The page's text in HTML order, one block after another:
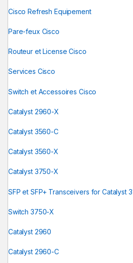
Cisco Refresh Equipement
Pare-feux Cisco
Routeur et License Cisco
Services Cisco
Switch et Accessoires Cisco
Catalyst 2960-X
Catalyst 3560-C
Catalyst 3560-X
Catalyst 3750-X
SFP et SFP+ Transceivers for Catalyst
Switch 3750-X
Catalyst 2960
Catalyst 2960-C